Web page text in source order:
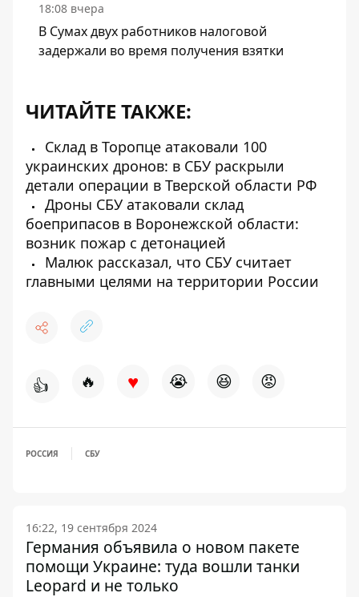
18:08 вчера
В Сумах двух работников налоговой
задержали во время получения взятки
ЧИТАЙТЕ ТАКЖЕ:
Склад в Торопце атаковали 100
украинских дронов: в СБУ раскрыли
детали операции в Тверской области РФ
Дроны СБУ атаковали склад
боеприпасов в Воронежской области:
возник пожар с детонацией
Малюк рассказал, что СБУ считает
главными целями на территории России
👍 🔥 ♥ 😭 😆 😡
РОССИЯ СБУ
16:22, 19 сентября 2024
Германия объявила о новом пакете
помощи Украине: туда вошли танки
Leopard и не только